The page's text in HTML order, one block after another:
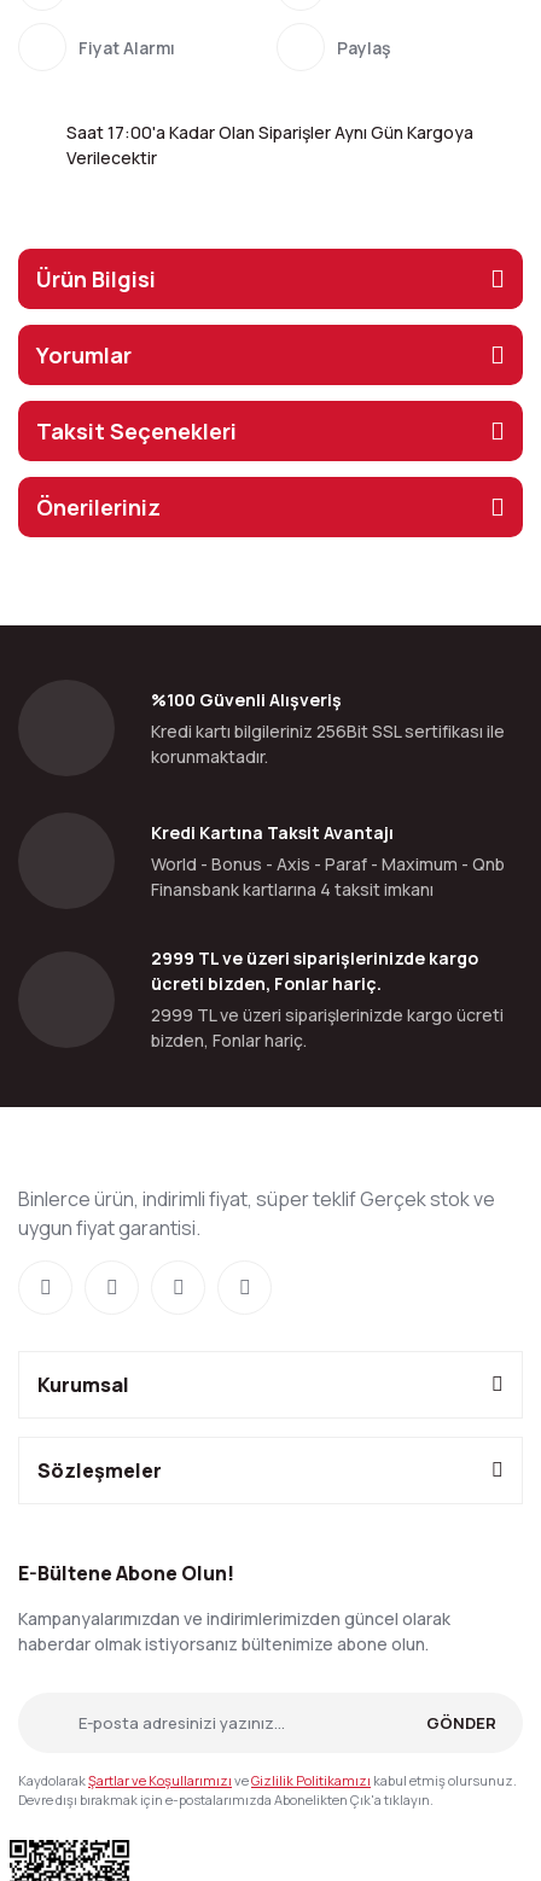
Fiyat Alarmı Paylaş
Saat 17:00'a Kadar Olan Siparişler Aynı Gün Kargoya
Verilecektir
Ürün Bilgisi
Yorumlar
Taksit Seçenekleri
Önerileriniz
%100 Güvenli Alışveriş
Kredi kartı bilgileriniz 256Bit SSL sertifikası ile
korunmaktadır.
Kredi Kartına Taksit Avantajı
World - Bonus - Axis - Paraf - Maximum - Qnb
Finansbank kartlarına 4 taksit imkanı
2999 TL ve üzeri siparişlerinizde kargo
ücreti bizden, Fonlar hariç.
2999 TL ve üzeri siparişlerinizde kargo ücreti
bizden, Fonlar hariç.
Binlerce ürün, indirimli fiyat, süper teklif Gerçek stok ve
uygun fiyat garantisi.
Kurumsal
Sözleşmeler
E-Bültene Abone Olun!
Kampanyalarımızdan ve indirimlerimizden güncel olarak
haberdar olmak istiyorsanız bültenimize abone olun.
GÖNDER
KaydolarakŞartlar ve Koşullarımızı veGizlilik Politikamızı kabul etmiş olursunuz.
Devre dışı bırakmak için e-postalarımızda Abonelikten Çık'a tıklayın.